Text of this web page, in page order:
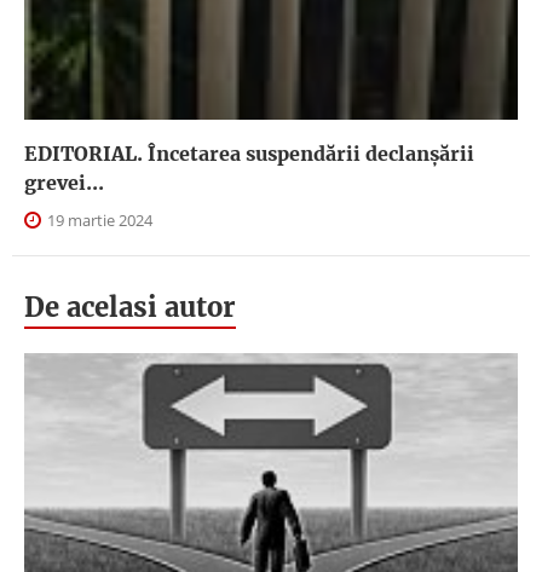
EDITORIAL. Încetarea suspendării declanşării
grevei...
19 martie 2024
De acelasi autor